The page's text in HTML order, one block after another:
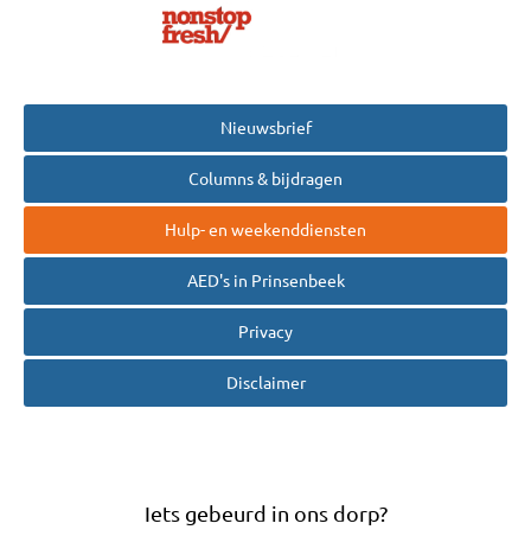
Nieuwsbrief
Columns & bijdragen
Hulp- en weekenddiensten
AED's in Prinsenbeek
Privacy
Disclaimer
Iets gebeurd in ons dorp?